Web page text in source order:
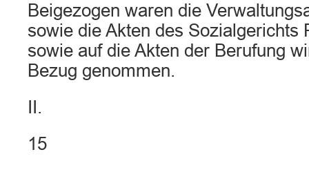
Beigezogen waren die
sowie die Akten des Sozialgerichts
sowie auf die Akten der Berufung
Bezug genommen.
II.
15